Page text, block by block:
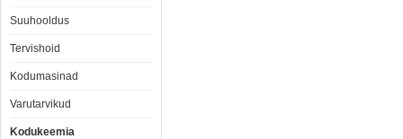
Suuhooldus
Tervishoid
Kodumasinad
Varutarvikud
Kodukeemia